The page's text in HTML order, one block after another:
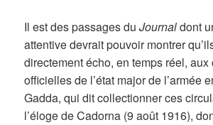
Il est des passages duJournaldont
attentive devrait pouvoir montrer
directement écho, en temps réel,
officielles de l’état major de l’armée
Gadda, qui dit collectionner ces
l’éloge de Cadorna (9 août 1916),